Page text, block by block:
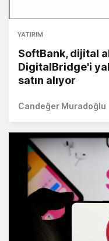
YATIRIM
SoftBank, dijital
DigitalBridge'i
satın alıyor
Candeğer Muradoğlu